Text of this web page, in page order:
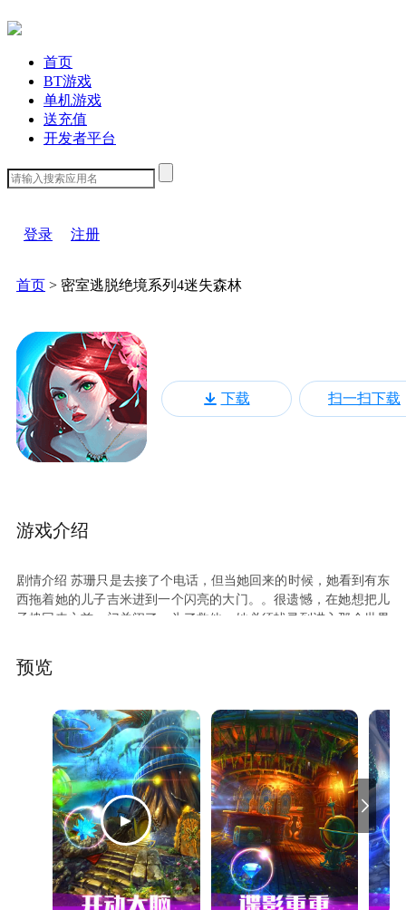
首页
BT游戏
单机游戏
送充值
开发者平台
登录 注册
首页 > 密室逃脱绝境系列4迷失森林
益智 | 解谜 | 推理 | 冒险 | 3D
下载 扫一扫下载
游戏介绍
剧情介绍 苏珊只是去接了个电话，但当她回来的时候，她看到有东
西拖着她的儿子吉米进到一个闪亮的大门。。很遗憾，在她想把儿
子拽回来之前，门关闭了。为了救他，她必须找寻到进入那个世界
有可能的。想办法找出是谁抓走了吉米，找到他们到底要什么？森
林到底隐藏了多少秘密？ 画面 本作CG画面可以说不只是解谜游戏
预览